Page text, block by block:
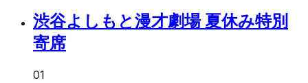
渋谷よしもと漫才劇場 夏休み特別
寄席
01